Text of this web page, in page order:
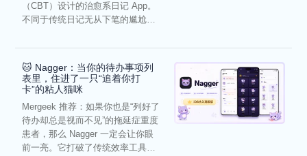
（CBT）设计的治愈系日记 App。
不同于传统日记无从下笔的尴尬，
🐱 Nagger：当你的待办事项列
表里，住进了一只“追着你打
卡”的粘人猫咪
Mergeek 推荐：如果你也是“列好了
待办却总是视而不见”的拖延症重度
患者，那么 Nagger 一定会让你眼
前一亮。它打破了传统效率工具冰